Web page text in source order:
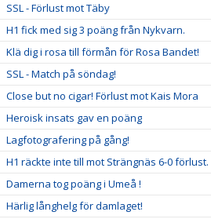
SSL - Förlust mot Täby
H1 fick med sig 3 poäng från Nykvarn.
Klä dig i rosa till förmån för Rosa Bandet!
SSL - Match på söndag!
Close but no cigar! Förlust mot Kais Mora
Heroisk insats gav en poäng
Lagfotografering på gång!
H1 räckte inte till mot Strängnäs 6-0 förlust.
Damerna tog poäng i Umeå !
Härlig långhelg för damlaget!